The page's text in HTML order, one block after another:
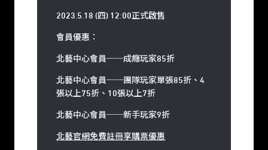
2023.5.18 ( 四 ) 12:00正式啟售
會員優惠：
北藝中心會員──成癮玩家85折
北藝中心會員──團隊玩家單張85折、4
張以上75折、10張以上7折
北藝中心會員──新手玩家9折
北藝官網免費註冊享購票優惠